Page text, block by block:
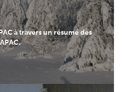
à travers un résumé des